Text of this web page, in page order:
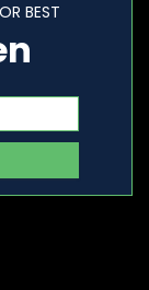
BEST